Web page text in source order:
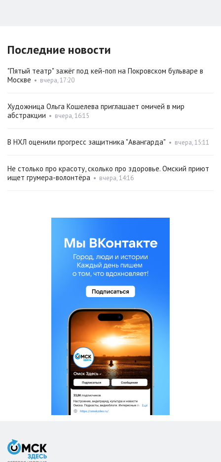
Последние новости
"Пятый театр" зажёг под кей-поп на Покровском бульваре в
Москве • вчера, 17:20
Художница Ольга Кошелева приглашает омичей в мир
абстракции • вчера, 16:15
В НХЛ оценили прогресс защитника "Авангарда" • вчера, 15:11
Не столько про красоту, сколько про здоровье. Омский приют
ищет грумера-волонтёра • вчера, 14:16